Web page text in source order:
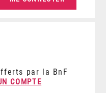
par la BnF
COMPTE